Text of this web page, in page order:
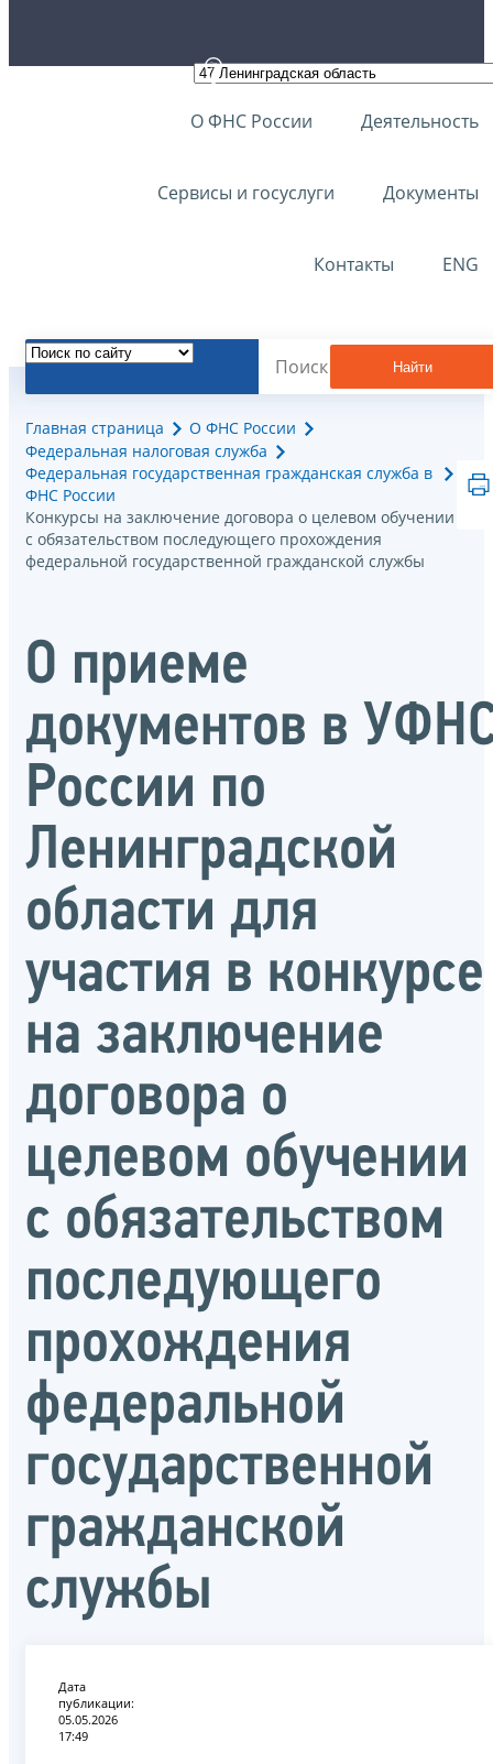
О ФНС России Деятельность
Сервисы и госуслуги Документы
Контакты ENG
Найти
Главная страница
О ФНС России
Федеральная налоговая служба
Федеральная государственная гражданская служба в
ФНС России
Конкурсы на заключение договора о целевом обучении
с обязательством последующего прохождения
федеральной государственной гражданской службы
О приеме
документов в
России по
Ленинградской
области для
участия в конкурсе
на заключение
договора о
целевом обучении
с обязательством
последующего
прохождения
федеральной
государственной
гражданской
службы
Дата
публикации:
05.05.2026
17:49